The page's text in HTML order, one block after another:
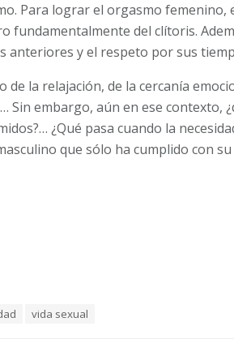
Para lograr el orgasmo femenino,
fundamentalmen­te del clítoris.
anteriores y el respeto por sus
de la rela­jación, de la cercanía
embargo, aún en ese contexto,
¿Qué pasa cuando la
que sólo ha cumplido con
vida sexual